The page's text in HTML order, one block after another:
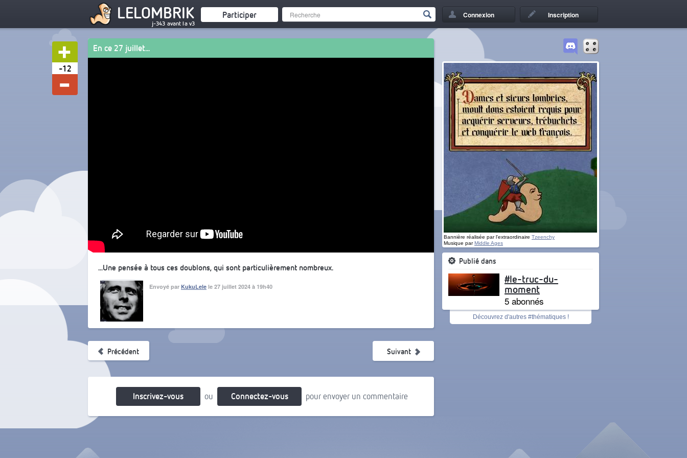
LELOMBRIK
j-343 avant la v3
Participer Connexion Inscription
-12
En ce 27 juillet...
...Une pensée à tous ces doublons, qui sont particulièrement nombreux.
Envoyé par KukuLele le 27 juillet 2024 à 19h40
Précédent Suivant
Inscrivez-vous ou Connectez-vous pour envoyer un commentaire
Bannière réalisée par l'extraordinaire Tzeenchy
Musique parMiddle Ages
Publié dans
#le-truc-du-
moment
5 abonnés
Découvrez d'autres #thématiques !